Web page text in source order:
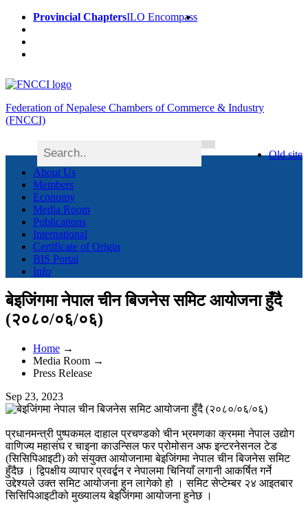
Provincial ChaptersILO Encompass
Federation of Nepalese Chambers of Commerce & Industry
(FNCCI)
Old site
About Us
Members
Economy
Media Room
Publications
International
Certificate of Origin
BIS Portal
Info
बेइजिंगमा नेपाल चीन बिजनेस समिट आयोजना हुँदै
(२०८०/०६/०६)
Home →
Media Room →
Press Release
Sep 23, 2023
प्रधानमन्त्री पुष्पकमल दाहाल प्रचण्डको चीन भ्रमणका क्रममा नेपाल उद्योग
वाणिज्य महासंघ र चाइना काउन्सिल फर प्रोमोसन अफ इन्टरनेसनल टेड
(सिसिपिआइटी) को संयुक्त आयोजनामा बेइजिंगमा नेपाल चीन बिजनेस समिट
हुँदैछ । द्विपक्षीय व्यापार प्रवर्द्बन र नेपालमा चिनियाँ लगानी आकर्षित गर्ने
उद्देश्यले उक्त समिट आयोजना हुन लागेको हो । समिट सेप्टेम्बर २४ आइतबार
सिसिपिआइटीको मुख्यालय बेइजिंगमा आयोजना हुनेछ ।